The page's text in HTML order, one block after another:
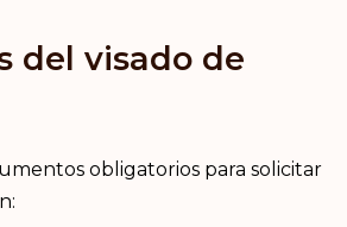
del visado de
obligatorios para solicitar